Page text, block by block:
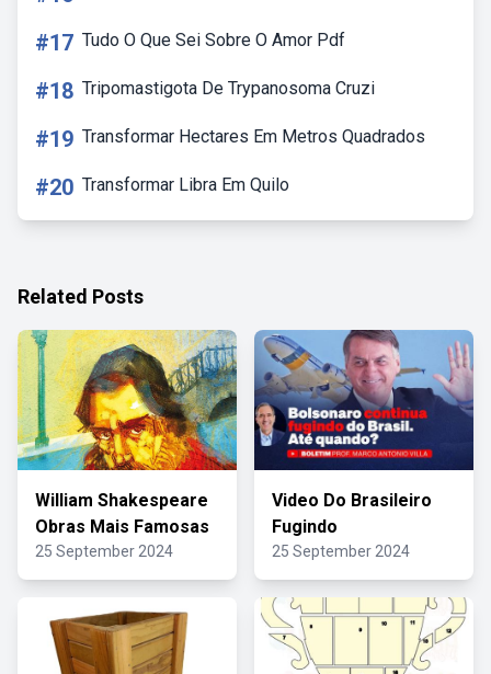
#17 Tudo O Que Sei Sobre O Amor Pdf
#18 Tripomastigota De Trypanosoma Cruzi
#19 Transformar Hectares Em Metros Quadrados
#20 Transformar Libra Em Quilo
Related Posts
William Shakespeare
Obras Mais Famosas
25 September 2024
Video Do Brasileiro
Fugindo
25 September 2024